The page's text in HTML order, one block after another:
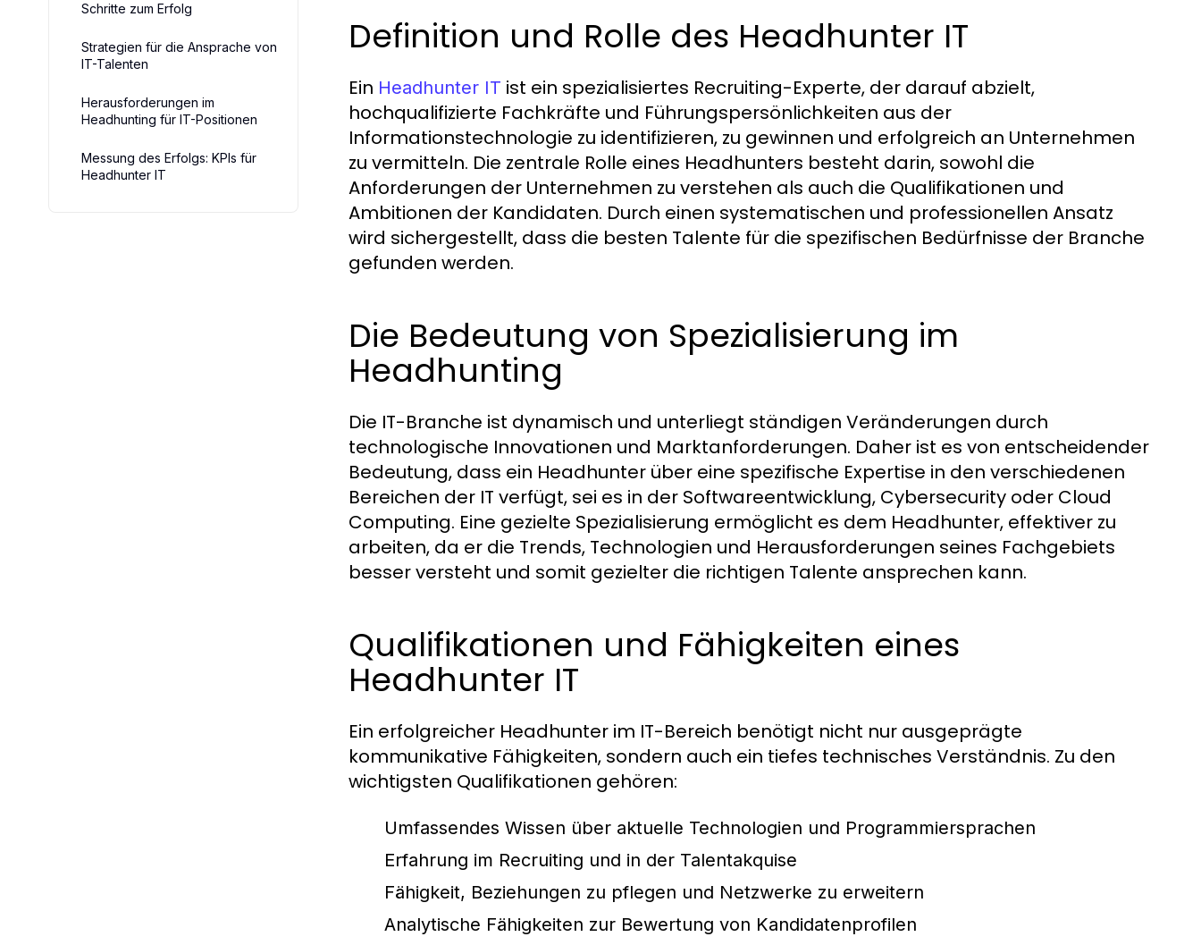
Schritte zum Erfolg
Strategien für die Ansprache von
IT-Talenten
Herausforderungen im
Headhunting für IT-Positionen
Messung des Erfolgs: KPIs für
Headhunter IT
Definition und Rolle des Headhunter IT
Ein Headhunter IT ist ein spezialisiertes Recruiting-Experte, der darauf abzielt,
hochqualifizierte Fachkräfte und Führungspersönlichkeiten aus der
Informationstechnologie zu identifizieren, zu gewinnen und erfolgreich an Unternehmen
zu vermitteln. Die zentrale Rolle eines Headhunters besteht darin, sowohl die
Anforderungen der Unternehmen zu verstehen als auch die Qualifikationen und
Ambitionen der Kandidaten. Durch einen systematischen und professionellen Ansatz
wird sichergestellt, dass die besten Talente für die spezifischen Bedürfnisse der Branche
gefunden werden.
Die Bedeutung von Spezialisierung im
Headhunting
Die IT-Branche ist dynamisch und unterliegt ständigen Veränderungen durch
technologische Innovationen und Marktanforderungen. Daher ist es von entscheidender
Bedeutung, dass ein Headhunter über eine spezifische Expertise in den verschiedenen
Bereichen der IT verfügt, sei es in der Softwareentwicklung, Cybersecurity oder Cloud
Computing. Eine gezielte Spezialisierung ermöglicht es dem Headhunter, effektiver zu
arbeiten, da er die Trends, Technologien und Herausforderungen seines Fachgebiets
besser versteht und somit gezielter die richtigen Talente ansprechen kann.
Qualifikationen und Fähigkeiten eines
Headhunter IT
Ein erfolgreicher Headhunter im IT-Bereich benötigt nicht nur ausgeprägte
kommunikative Fähigkeiten, sondern auch ein tiefes technisches Verständnis. Zu den
wichtigsten Qualifikationen gehören:
Umfassendes Wissen über aktuelle Technologien und Programmiersprachen
Erfahrung im Recruiting und in der Talentakquise
Fähigkeit, Beziehungen zu pflegen und Netzwerke zu erweitern
Analytische Fähigkeiten zur Bewertung von Kandidatenprofilen